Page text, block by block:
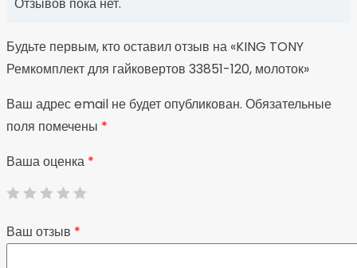
Будьте первым, кто оставил отзыв на «KING TONY
Ремкомплект для гайковертов 33851-120, молоток»
Ваш адрес email не будет опубликован. Обязательные
поля помечены *
Ваша оценка *
Ваш отзыв *